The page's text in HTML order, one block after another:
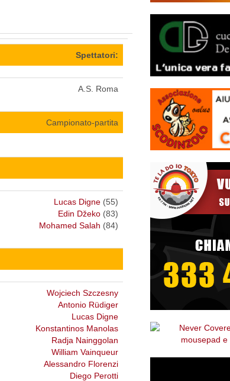
Spettatori:
A.S. Roma
Campionato-partita
Lucas Digne (55)
Edin Džeko (83)
Mohamed Salah (84)
Wojciech Szczesny
Antonio Rüdiger
Lucas Digne
Konstantinos Manolas
Radja Nainggolan
William Vainqueur
Alessandro Florenzi
Diego Perotti